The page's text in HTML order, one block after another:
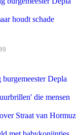
houdt schade
Depla
die mensen
Straat van Hormuz